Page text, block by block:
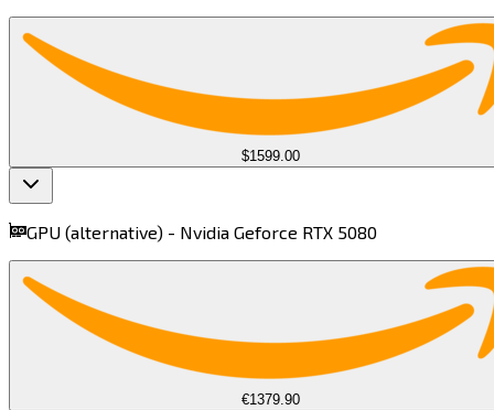
$1599.00
GPU (alternative) - Nvidia Geforce RTX 5080​​​​‌ ‍ ​‍​‍‌‍ ‌ ​‍‌‍‍‌‌‍‌ ‌‍‍‌‌‍ ‍​‍​‍​ ‍‍​‍​‍‌ ​ ‌‍​‌‌‍ ‍‌‍‍‌‌ ‌​‌ ‍‌​‍ ‍‌‍‍‌‌‍ ​‍​‍​‍ ​​‍​‍‌‍‍​‌ ​‍‌‍‌‌‌‍‌‍​‍​‍​ ‍‍​‍​‍​‍ ‌‍​‌‌‍‌​‌‍ ‌‌‍‍‌‌‍ ‍​‍ ‌‍‍‌‌‍ ‍‌ ‌​‌‍‌‌‌‍ ‍‌ ‌​​‍ ‌‍‌‌‌‍‌​‌‍‍‌‌ ‌​​‍ ‌‍ ‌‌‍ ‌‍‌​‌‍‌‌​ ‌‌ ​​‌ ​‍‌‍‌‌‌ ​ ‌‍‌‌‌‍ ‍‌ ‌​‌‍​‌‌ ‌​‌‍‍‌‌‍ ‌‍ ‍​ ‍ ‌‍‍‌‌‍‌​​ ‌​ ‌ ​ ‌‌​ ​​​ ​ ‌‍‌‌‌‍‌​​ ​​​ ‌‌​‍ ‌​ ​​​ ‍‌‌‍​‌​ ‌ ​‍ ‌​ ‌​​ ‌‌‌‍‌‍​ ​ ​‍ ‌‌‍​‍‌‍​‌‌‍‌‌​ ​‌​‍ ‌‌‍​ ​ ‌‌​ ‌‍​ ‌ ​ ‌ ​ ‌‍​ ‌​‌‍‌‍‌‍​ ​ ​‌​ ​‌‌‍​‍​ ‍ ‌ ‌​‌ ‍‌‌ ​​‌‍‌‌​ ‌‌‍‌ ‌ ​​‌ ‌‌​ ‍ ‌ ​​‌‍​‌‌ ‌​‌‍‍​​ ‌‌‍ ‍‌‍​‌‌‍ ‌‌‍‌‌​ ‌‍​‍‌‍​‌‌ ​ ‌‍‌‌‌‌‌‌‌ ​‍‌‍ ​​ ‌​‍‌‌​ ​‍‌​‌‍‌‍​‌‌‍‌​‌‍ ‌‌‍‍‌‌‍ ‍​‍‌‍‌‍‍‌‌‍‌​​ ‌​ ‌ ​ ‌‌​ ​​​ ​ ‌‍‌‌‌‍‌​​ ​​​ ‌‌​‍ ‌​ ​​​ ‍‌‌‍​‌​ ‌ ​‍ ‌​ ‌​​ ‌‌‌‍‌‍​ ​ ​‍ ‌‌‍​‍‌‍​‌‌‍‌‌​ ​‌​‍ ‌‌‍​ ​ ‌‌​ ‌‍​ ‌ ​ ‌ ​ ‌‍​ ‌​‌‍‌‍‌‍​ ​ ​‌​ ​‌‌‍​‍​‍‌‍‌ ‌​‌ ‍‌‌ ​​‌‍‌‌​ ‌‌‍‌ ‌ ​​‌ ‌‌​‍‌‍‌ ​​‌‍​‌‌ ‌​‌‍‍​​ ‌‌‍ ‍‌‍​‌‌‍ ‌‌‍‌‌​‍‌‍‌ ​​‌‍‌‌‌ ​‍‌ ​ ‌ ​​‌‍‌‌‌‍​ ‌ ‌​‌‍‍‌‌ ‌‍‌‍‌‌​ ‌‌ ​​‌ ‌‌‌‍​‍‌‍ ​‌‍‍‌‌ ​ ‌‍‍​‌‍‌‌‌‍‌​​‍​‍‌ ‌
€1379.90